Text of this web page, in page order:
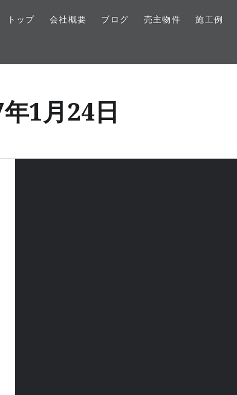
トップ 会社概要 ブログ 売主物件 施工例
1月24日